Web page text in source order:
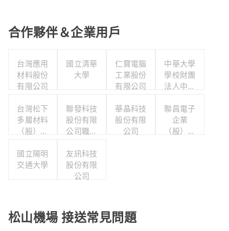
合作夥伴＆企業用戶
台灣應用
材料股份
有限公司
國立清華
大學
仁寶電腦
工業股份
有限公司
中華大學
學校財團
法人中華
台灣松下
多層材料
（股）公
利委員會
聯發科技
股份有限
公司職工
會
華晶科技
股份有限
公司
聯昌電子
企業
（股）公
國立陽明
交通大學
友訊科技
股份有限
公司
松山機場 接送常見問題